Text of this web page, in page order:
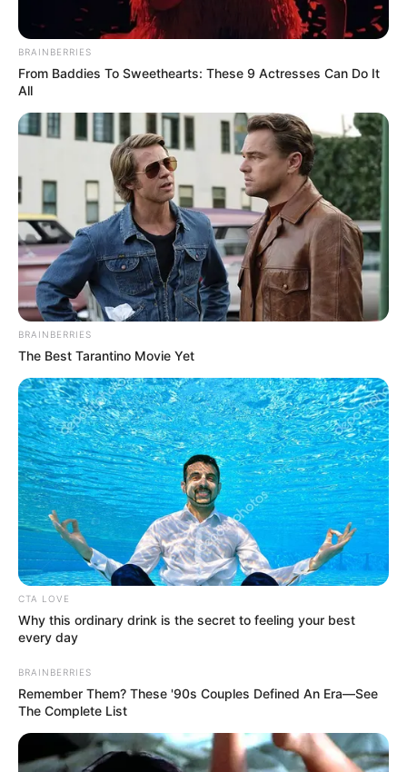
LOS PACHENCAS
Red falsificaba placas,
'Los Pachenca' en Santa
Marta
CAPTURAS
Golpes a la criminalidad
en Norte de Santander:
cárcel para cinco
procesados por abuso a
menor, narcotráfico y
porte de armas
LOCALIDAD DE CIUDAD
BOLÍVAR
Capturan en Bogotá a alias
Dilan, presunto sicario de
Los Costeños
CARGAR MÁS
TEMAS DESTACADOS
FUERTES LLUVIAS
VIA AL LLANO
LIGA BETPLAY
CORTES DE LUZ
CORTES DE AGUA
FENÓMENO DEL NIÑO
BRAINBERRIES
From Baddies To Sweethearts: These 9 Actresses Can Do It
All
BRAINBERRIES
The Best Tarantino Movie Yet
CTA LOVE
Why this ordinary drink is the secret to feeling your best
every day
BRAINBERRIES
Remember Them? These '90s Couples Defined An Era—See
The Complete List